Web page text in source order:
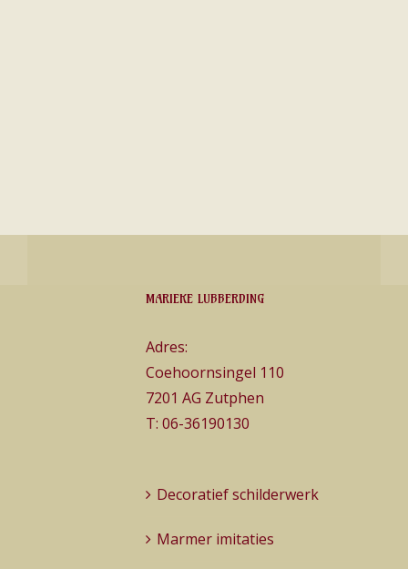
MARIEKE LUBBERDING
Adres:
Coehoornsingel 110
7201 AG Zutphen
T: 06-36190130
Decoratief schilderwerk
Marmer imitaties